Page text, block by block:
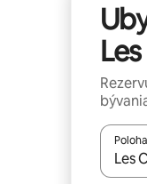
Poloha
Keď